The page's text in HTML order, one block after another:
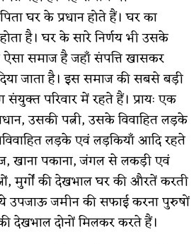
घर के प्रधान होते हैं। घर का
है। घर के सारे निर्णय भी उसके
ऐसा समाज है जहाँ संपत्ति खासकर
जाता है। इस समाज की सबसे बड़ी
परिवार में रहते हैं। प्रायः एक
उसकी पत्नी, उसके विवाहित लड़के
लड़के एवं लड़कियाँ आदि रहते
खाना पकाना, जंगल से लकड़ी एवं
मुर्गों की देखभाल घर की औरतें करती
उपजाऊ जमीन की सफाई करना पुरुषों
देखभाल दोनों मिलकर करते हैं।